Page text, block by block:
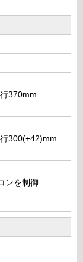
370mm
300(+42)mm
ンを制御